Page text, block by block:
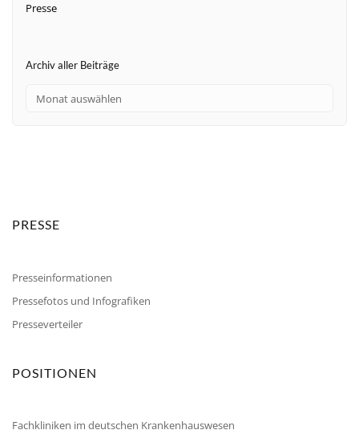
Presse
Archiv aller Beiträge
PRESSE
Presseinformationen
Pressefotos und Infografiken
Presseverteiler
POSITIONEN
Fachkliniken im deutschen Krankenhauswesen